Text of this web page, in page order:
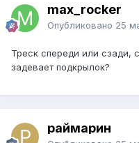
max_rocker
Опубликовано 25
Треск спереди или сзади,
задевает подкрылок?
раймарин